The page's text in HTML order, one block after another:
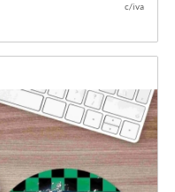
c/iva